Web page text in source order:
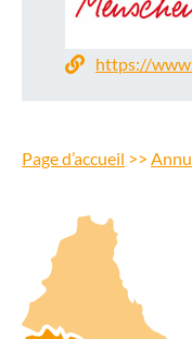
https://
Page d’accueil >>